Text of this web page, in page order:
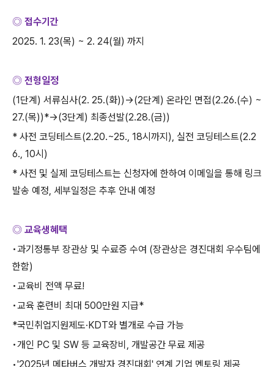
◎ 접수기간
2025. 1. 23(목) ~ 2. 24(월) 까지
◎ 전형일정
(1단계 ) 서류심사(2. 25.(화))→(2단계 ) 온라인 면접(2.26.(수) ~
27.(목))*→(3단계 ) 최종선발(2.28.(금))
* 사전 코딩테스트(2.20.~25., 18시까지 ), 실전 코딩테스트(2.2
6., 10시 )
* 사전 및 실제 코딩테스트는 신청자에 한하여 이메일을 통해 링크
발송 예정, 세부일정은 추후 안내 예정
◎ 교육생혜택
•과기정통부 장관상 및 수료증 수여 (장관상은 경진대회 우수팀에
한함)
•교육비 전액 무료!
•교육 훈련비 최대 500만원 지급*
*국민취업지원제도·KDT와 별개로 수급 가능
•개인 PC 및 SW 등 교육장비 , 개발공간 무료 제공
•'2025년 메타버스 개발자 경진대회 ' 연계 기업 멘토링 제공